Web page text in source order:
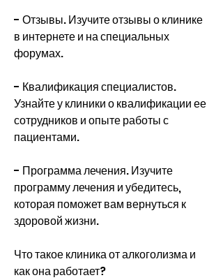
- Отзывы. Изучите отзывы о клинике
в интернете и на специальных
форумах.
- Квалификация специалистов.
Узнайте у клиники о квалификации ее
сотрудников и опыте работы с
пациентами.
- Программа лечения. Изучите
программу лечения и убедитесь,
которая поможет вам вернуться к
здоровой жизни.
Что такое клиника от алкоголизма и
как она работает?